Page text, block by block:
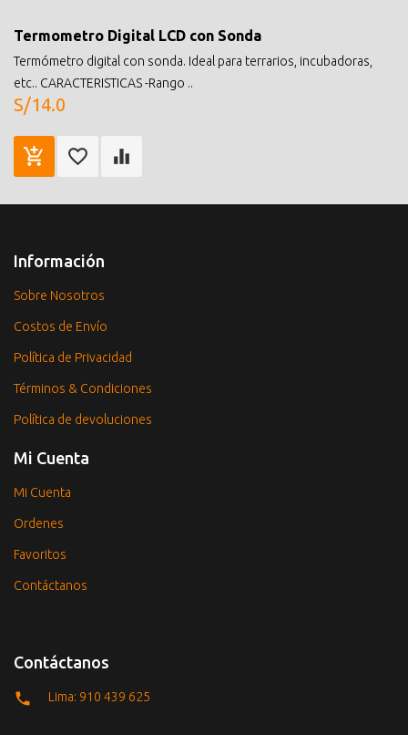
Termometro Digital LCD con Sonda
Termómetro digital con sonda. Ideal para terrarios, incubadoras,
etc.. CARACTERISTICAS -Rango ..
S/14.0
Información
Sobre Nosotros
Costos de Envío
Política de Privacidad
Términos & Condiciones
Política de devoluciones
Mi Cuenta
Mi Cuenta
Ordenes
Favoritos
Contáctanos
Contáctanos
Lima: 910 439 625